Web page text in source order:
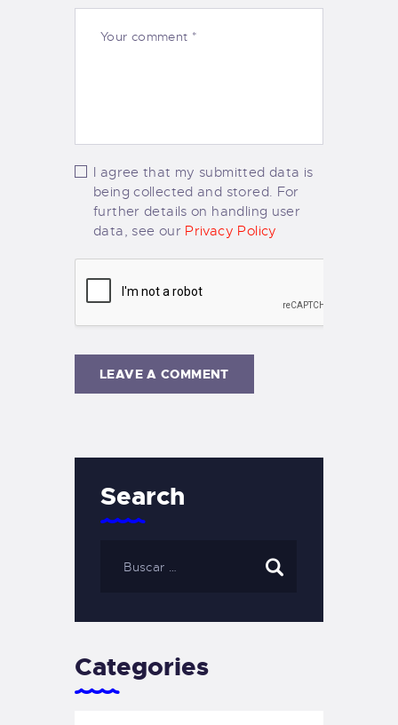
I agree that my submitted data is
being collected and stored. For
further details on handling user
data, see our Privacy Policy
Search
Categories